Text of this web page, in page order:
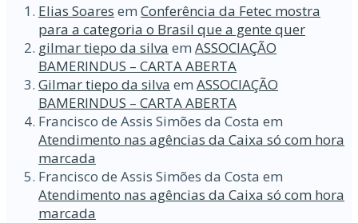
Elias Soares em Conferência da Fetec mostra
para a categoria o Brasil que a gente quer
gilmar tiepo da silva em ASSOCIAÇÃO
BAMERINDUS – CARTA ABERTA
Gilmar tiepo da silva em ASSOCIAÇÃO
BAMERINDUS – CARTA ABERTA
Francisco de Assis Simões da Costa em
Atendimento nas agências da Caixa só com hora
marcada
Francisco de Assis Simões da Costa em
Atendimento nas agências da Caixa só com hora
marcada